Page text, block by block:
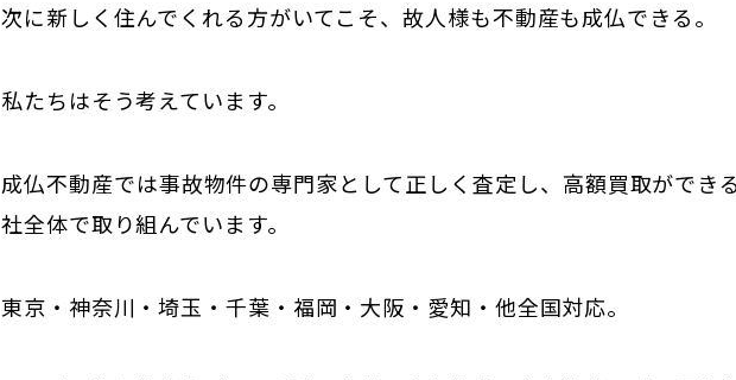
次に新しく住んでくれる方がいてこそ、故人様も不動産も成仏できる。
私たちはそう考えています。
成仏不動産では事故物件の専門家として正しく査定し、高額買取ができ
社全体で取り組んでいます。
東京・神奈川・埼玉・千葉・福岡・大阪・愛知・他全国対応。